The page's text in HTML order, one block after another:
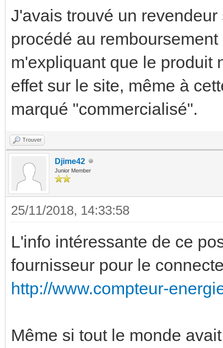
J'avais trouvé un
procédé au
m'expliquant que le produit
effet sur le site, même à
marqué "commercialisé".
Trouver
Djime42
Junior Member
25/11/2018, 14:33:58
L'info intéressante de ce
fournisseur pour le
http://www.compteur-
Même si tout le monde